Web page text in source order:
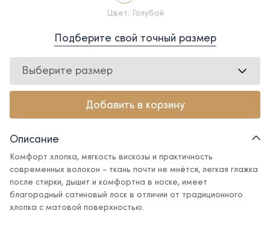
Цвет: Голубой
Подберите свой точный размер
Выберите размер
Добавить в корзину
Описание
Комфорт хлопка, мягкость вискозы и практичность
современных волокон - ткань почти не мнётся, легкая глажка
после стирки, дышит и комфортна в носке, имеет
благородный сатиновый лоск в отличии от традиционного
хлопка с матовой поверхностью.